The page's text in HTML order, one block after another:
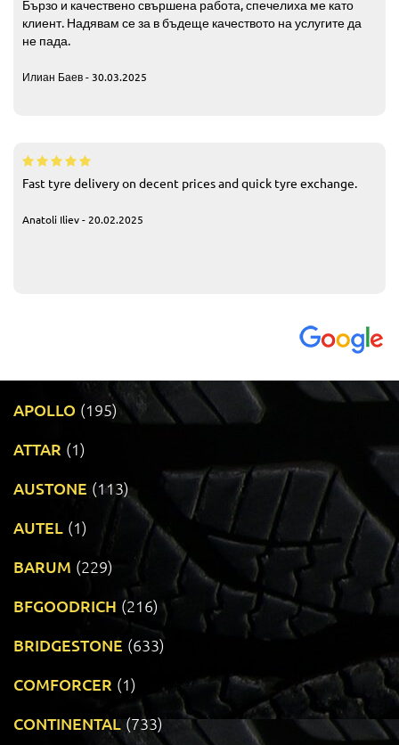
Бързо и качествено свършена работа, спечелиха ме като
клиент. Надявам се за в бъдеще качеството на услугите да
не пада.
Илиан Баев - 30.03.2025
Fast tyre delivery on decent prices and quick tyre exchange.
Anatoli Iliev - 20.02.2025
APOLLO (195)
ATTAR (1)
AUSTONE (113)
AUTEL (1)
BARUM (229)
BFGOODRICH (216)
BRIDGESTONE (633)
COMFORCER (1)
CONTINENTAL (733)